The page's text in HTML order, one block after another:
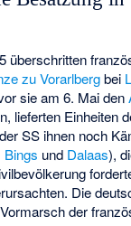
überschritten
zu Vorarlbergbei
sie am 6. Mai den
lieferten Einheiten
SS ihnen noch
Bings und Dalaas),
Die
der